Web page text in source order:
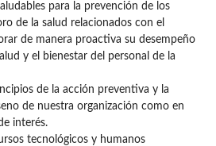
para la prevención de los
de la salud relacionados con el
de manera proactiva su desempeño
y el bienestar del personal de la
de la acción preventiva y la
de nuestra organización como en
interés.
tecnológicos y humanos